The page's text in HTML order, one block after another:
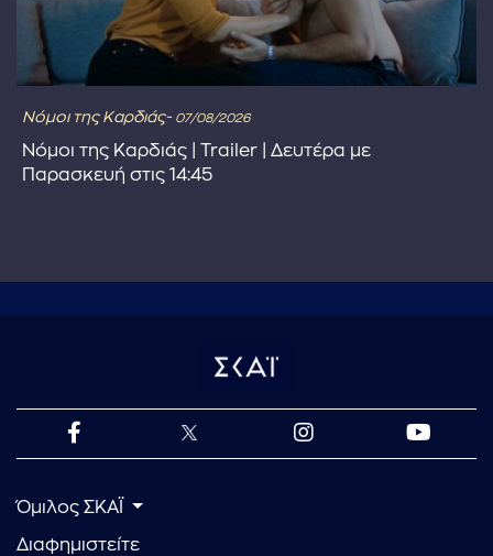
Νόμοι της Καρδιάς- 07/08/2026
Νόμοι της Καρδιάς | Trailer | Δευτέρα με
Παρασκευή στις 14:45
Όμιλος ΣΚΑΪ
Διαφημιστείτε